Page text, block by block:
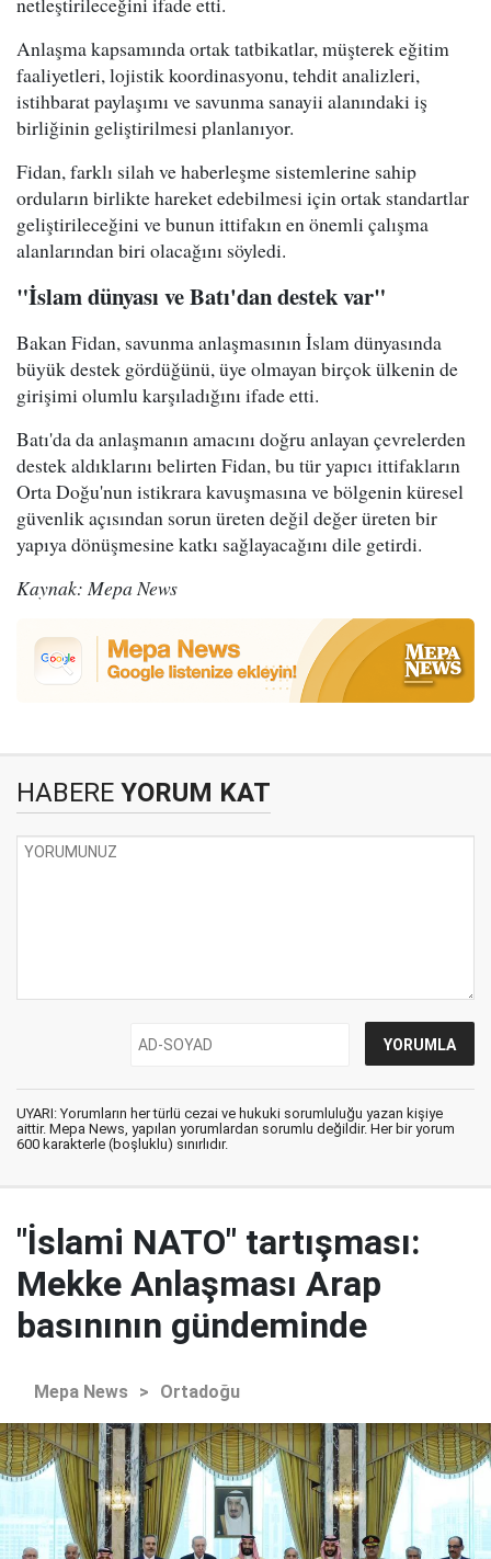
Anlaşma kapsamında ortak tatbikatlar, müşterek eğitim
faaliyetleri, lojistik koordinasyonu, tehdit analizleri,
istihbarat paylaşımı ve savunma sanayii alanındaki iş
birliğinin geliştirilmesi planlanıyor.
Fidan, farklı silah ve haberleşme sistemlerine sahip
orduların birlikte hareket edebilmesi için ortak standartlar
geliştirileceğini ve bunun ittifakın en önemli çalışma
alanlarından biri olacağını söyledi.
"İslam dünyası ve Batı'dan destek var"
Bakan Fidan, savunma anlaşmasının İslam dünyasında
büyük destek gördüğünü, üye olmayan birçok ülkenin de
girişimi olumlu karşıladığını ifade etti.
Batı'da da anlaşmanın amacını doğru anlayan çevrelerden
destek aldıklarını belirten Fidan, bu tür yapıcı ittifakların
Orta Doğu'nun istikrara kavuşmasına ve bölgenin küresel
güvenlik açısından sorun üreten değil değer üreten bir
yapıya dönüşmesine katkı sağlayacağını dile getirdi.
Kaynak: Mepa News
HABERE YORUM KAT
UYARI: Yorumların her türlü cezai ve hukuki sorumluluğu yazan kişiye
aittir. Mepa News, yapılan yorumlardan sorumlu değildir. Her bir yorum
600 karakterle (boşluklu) sınırlıdır.
"İslami NATO" tartışması:
Mekke Anlaşması Arap
basınının gündeminde
Mepa News > Ortadoğu